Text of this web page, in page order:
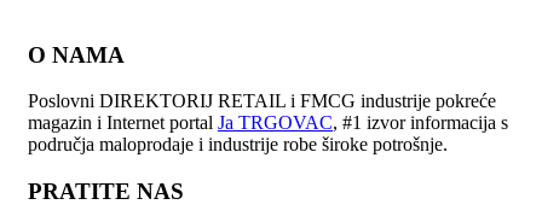
O NAMA
Poslovni DIREKTORIJ RETAIL i FMCG industrije pokreće
magazin i Internet portal Ja TRGOVAC, #1 izvor informacija s
područja maloprodaje i industrije robe široke potrošnje.
PRATITE NAS